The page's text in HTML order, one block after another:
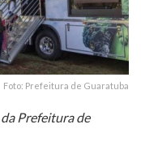
Foto: Prefeitura de Guaratuba
Prefeitura de